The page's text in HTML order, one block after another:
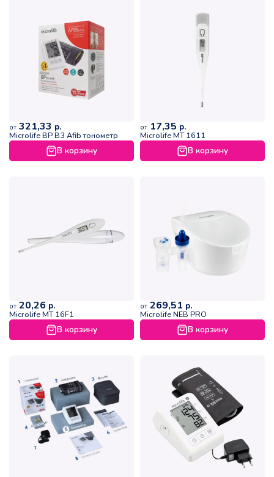
от 321,33 р.
Microlife BP B3 Afib тонометр
В корзину
от 17,35 р.
Microlife MT 1611
В корзину
от 20,26 р.
Microlife MT 16F1
В корзину
от 269,51 р.
Microlife NEB PRO
В корзину